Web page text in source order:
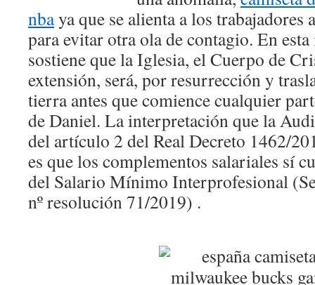
nbaya que se alienta a los trabajadores
para evitar otra ola de contagio. En
sostiene que la Iglesia, el Cuerpo de
extensión, será, por resurrección y
tierra antes que comience cualquier
de Daniel. La interpretación que la
del artículo 2 del Real Decreto 1462/
es que los complementos salariales sí
del Salario Mínimo Interprofesional
nº resolución 71/2019) .